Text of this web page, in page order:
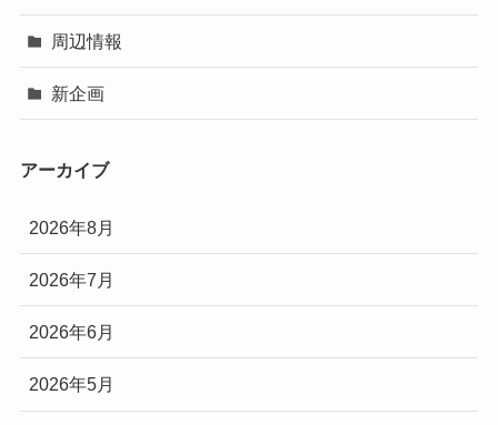
周辺情報
新企画
アーカイブ
2026年8月
2026年7月
2026年6月
2026年5月